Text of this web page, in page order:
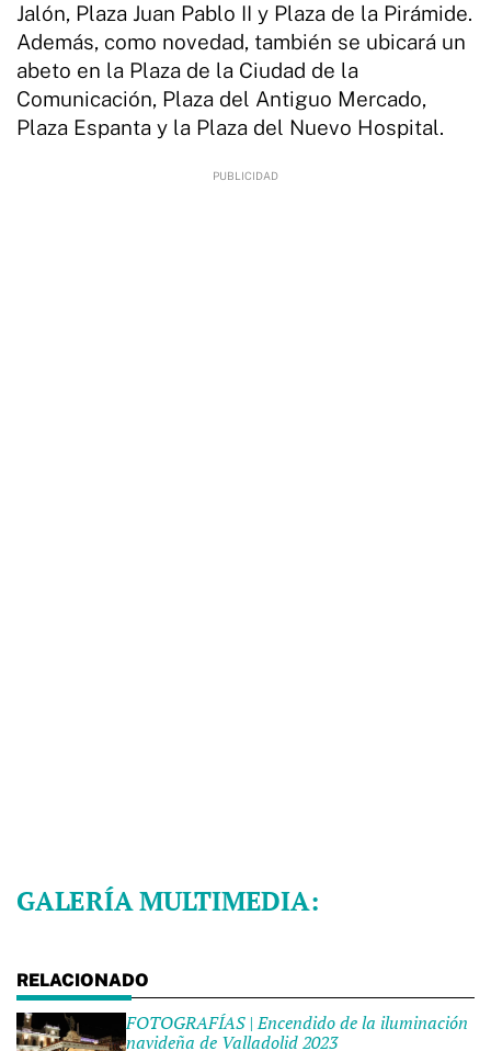
Jalón, Plaza Juan Pablo II y Plaza de la Pirámide.
Además, como novedad, también se ubicará un
abeto en la Plaza de la Ciudad de la
Comunicación, Plaza del Antiguo Mercado,
Plaza Espanta y la Plaza del Nuevo Hospital.
GALERÍA MULTIMEDIA:
FOTOGRAFÍAS | Encendido de la iluminación
navideña de Valladolid 2023